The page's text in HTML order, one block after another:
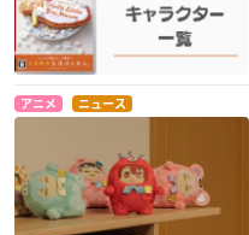
アニメ ニュース